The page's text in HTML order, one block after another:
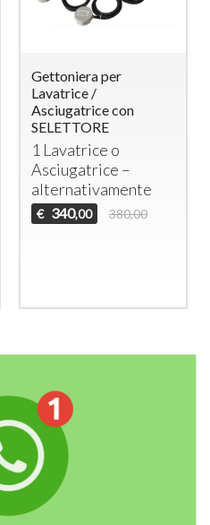
Gettoniera per
Lavatrice /
Asciugatrice con
SELETTORE
1 Lavatrice o
Asciugatrice –
alternativamente
€ 340,00 380,00